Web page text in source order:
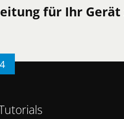
für Ihr Gerät